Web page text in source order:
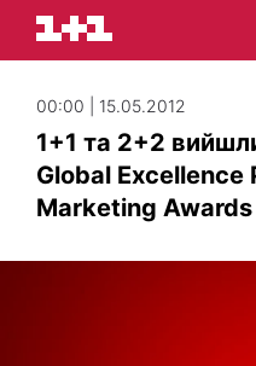
00:00 | 15.05.2012
1+1 та 2+2
Global Excellence
Marketing Awards